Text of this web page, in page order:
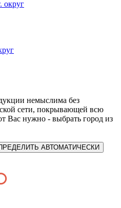
округ
немыслима без
сети, покрывающей всю
Вас нужно - выбрать город из
АВТОМАТИЧЕСКИ